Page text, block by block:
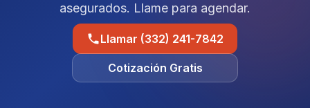
asegurados. Llame para agendar.
Llamar (332) 241-7842
Cotización Gratis